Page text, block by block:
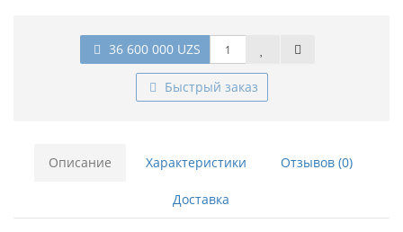
36 600 000 UZS
Быстрый заказ
Описание Характеристики Отзывов (0)
Доставка